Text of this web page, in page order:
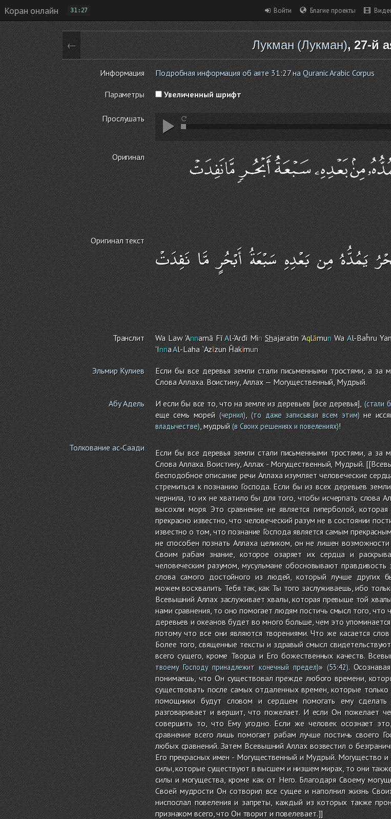
Коран онлайн 31:27 Войти Благие проекты
← Лукман (Лукман), 27-й
Информация Подробная информация об аяте 31:27 на Quranic Arabic Corpus
Параметры Увеличенный шрифт
Прослушать
Оригинал
Оригинал текст
يَمُدُّهُ مِن بَعْدِهِ سَبْعَةُ أَبْحُرٍ مَّا نَفِدَتْ
Транслит Wa Law 'Annamā FīAl-'Arđi Min Shajaratin 'AqlāmunWa Al-Baĥru
'InnaAl-Laha`Azīzun Ĥakīmun
Эльмир Кулиев
Если бы все деревья земли стали письменными тростями, а
Слова Аллаха. Воистину, Аллах — Могущественный, Мудрый.
Абу Адель И если бы все то, что на земле из деревьев [все деревья], (стали
еще семь морей (чернил), (то даже записывая всем этим)не
владычестве), мудрый (в Своих решениях и повелениях)!
Толкование ас-Саади
Если бы все деревья земли стали письменными тростями, а
Слова Аллаха. Воистину, Аллах - Могущественный, Мудрый.
бесподобное описание речи Аллаха изумляет человеческие
стремиться к познанию Господа. Если бы из всех деревьев
чернила, то их не хватило бы для того, чтобы исчерпать слова
высохли моря. Это сравнение не является гиперболой,
прекрасно известно, что человеческий разум не в состоянии
известно о том, что познание Господа является самым
не способен познать Аллаха целиком, он не лишен
Своим рабам знание, которое озаряет их сердца и
человеческим разумом, мусульмане обосновывают
слова самого достойного из людей, который лучше
можем восхвалить Тебя так, как Ты того заслуживаешь, ибо
Всевышний Аллах заслуживает хвалы, которая превыше той
нами сравнения, то оно помогает людям постичь смысл того,
деревьев и океанов будет во много больше, чем это
потому что все они являются творениями. Что же касается
Более того, священные тексты и здравый смысл
всего сущего, кроме Творца и Его божественных качеств.
твоему Господу принадлежит конечный предел)»(53:42).
понимаешь, что Он существовал прежде любого времени,
существовать после самых отдаленных времен, которые
помощники будут словом и сердцем помогать ему
разговаривает и вершит, что пожелает. И если Он пожелает
совершить то, что Ему угодно. Если же человек осознает
сравнение всего лишь помогает рабам лучше постичь своего
любых сравнений. Затем Всевышний Аллах возвестил о
Его прекрасных имен - Могущественный и Мудрый. Могущество
силы, которые существуют в высшем и низшем мирах, то они
силы и могущества, кроме как от Него. Благодаря Своему
Своей мудрости Он сотворил все сущее и наполнил жизнь
ниспослал повеления и запреты, каждый из которых также
признаком всего, что Он творит и повелевает.]]